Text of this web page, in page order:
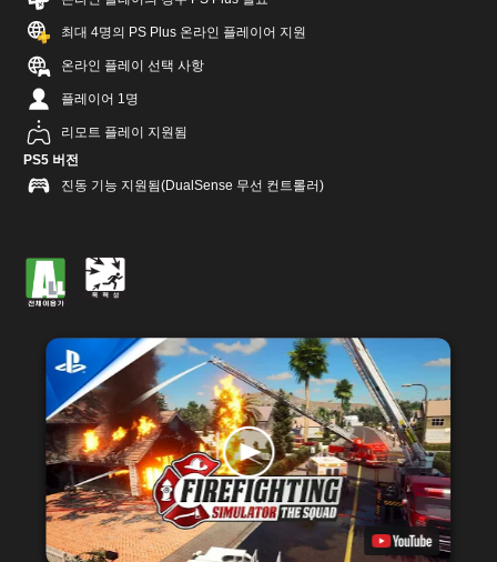
최대 4명의 PS Plus 온라인 플레이어 지원
온라인 플레이 선택 사항
플레이어 1명
리모트 플레이 지원됨
PS5 버전
진동 기능 지원됨(DualSense 무선 컨트롤러)